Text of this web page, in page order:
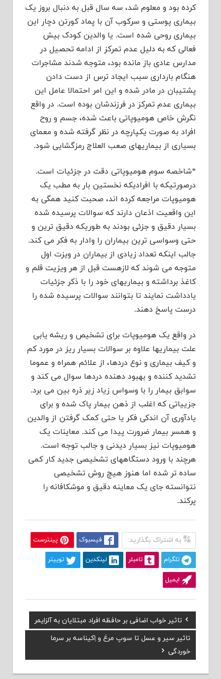
کرده بود و معلوم شد، سه سال قبل به دنبال بروز یک
بیماری پوستی و سرکوب آن با پماد کورتن دچار این
بیماری روحی شده است. یا والدین کودک بیش
فعالی که به دلیل عدم تمرکز از ادامه تحصیل در
مدارس عادی باز مانده بود، متوجه شدند مشاجرات
هنگام بارداری سبب ایجاد ترس از دست دادن
پشتیبان در مادر شده و این امر احتمالا عامل این
بیماری عدم تمرکز در فرزندشان بوده است. در واقع
نگرش خاص هومیوپاتی باعث شده، جسم و روح
افراد به صورت یکپارچه در نظر گرفته شده و معمای
بسیاری از بیماریهای صعب العلاج رمزگشایی شود.
*شاخصه سوم هومیوپاتی دقت در جزئیات است.
درصورتیکه با افرادیکه نخستین بار به مطب یک
هومیوپات مراجعه کرده اند، صحبت کنید همگی به
این واقعیت اذعان دارند که سوالات پرسیده شده
بسیار دقیق و جزئی بودند به طوریکه دقیق ترین و
حتی وسواسی ترین بیماران را وادار به فکر می کند.
جالب اینکه تعداد زیادی از بیماران در ویزت اول
متوجه می شوند که لازهست قبل از هر ویزیت قلم و
کاغذ برداشته و بیماریهای خود را با ذکر جزئیات
یادداشت نمایند تا بتوانند سوالات پرسیده شده را
درست پاسخ دهند.
در واقع یک هومیوپات برای تشخیص و ریشه یابی
علت بیماریها علاوه بر سوالات بسیار ریز در مورد کم
و کیف بیماری و نوع دردها، از علائم همراه و عموما
تشدید کننده و بهبود دهنده دردها سوال می کند و
سوابق بیمار را با وسواس زیاد زیر ذره بین می برد.
جزییاتی که اغلب از ذهن بیمار پاک شده و برای
یادآوری آن اندکی فکر یا حتی کمک گرفتن از والدین
و همسر بیمار ضرورت پیدا می کند. معاینات یک
هومیوپات نیز بسیار دیدنی و جالب توجه است.
هرچند با ورود دستگاههای تشخیصی جدید کار کمی
ساده تر شده اما هنوز هیچ روش تشخیصی
نتوانسته جای یک معاینه دقیق و موشکافانه را
پرکند.
به اشتراک بگذارید: فیسبوک پینترست
تلگرام تامبلر لینکدین توییتر
ایمیل
راهبری
نوشته
Previous
Post:
تاثیر خواب اضافی بر حافظه افراد مبتلایان به آلزایمر
Next
Post:
تاثیر سیر و عسل تا سوپ مرغ و اِکیناسه بر سرما
خوردگی